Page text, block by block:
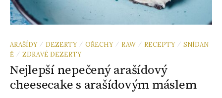
ARAŠÍDY / DEZERTY / OŘECHY / RAW / RECEPTY / SNÍDAN
Ě / ZDRAVÉ DEZERTY
Nejlepší nepečený arašídový
cheesecake s arašídovým máslem